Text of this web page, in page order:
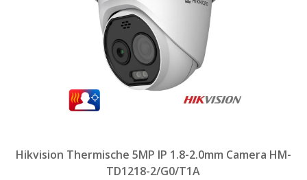
Hikvision Thermische 5MP IP 1.8-2.0mm Camera HM-
TD1218-2/G0/T1A